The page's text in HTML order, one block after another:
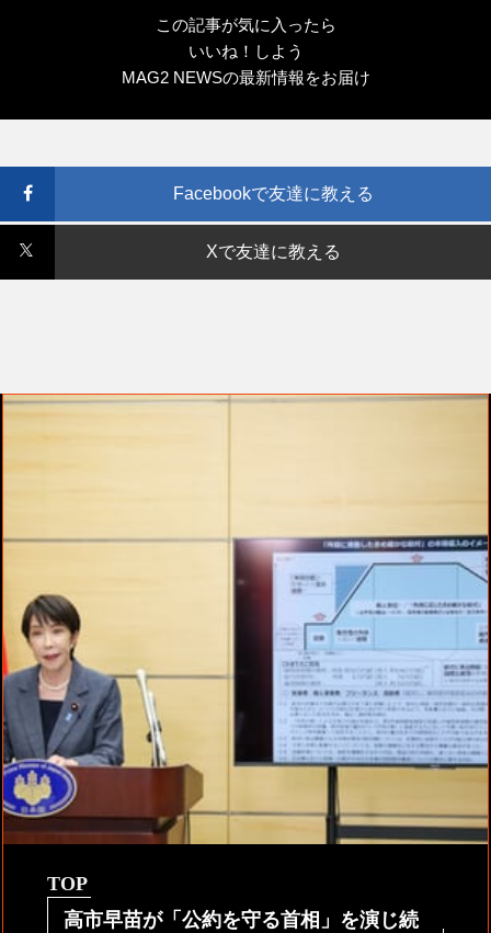
この記事が気に入ったら
いいね！しよう
MAG2 NEWSの最新情報をお届け
Facebookで友達に教える
Xで友達に教える
TOP
高市早苗が「公約を守る首相」を演じ続